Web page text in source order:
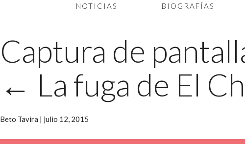
NOTICIAS BIOGRAFÍAS
Captura de
← La fuga de El
Beto Tavira | julio 12, 2015